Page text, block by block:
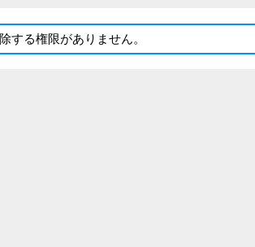
する権限がありません。